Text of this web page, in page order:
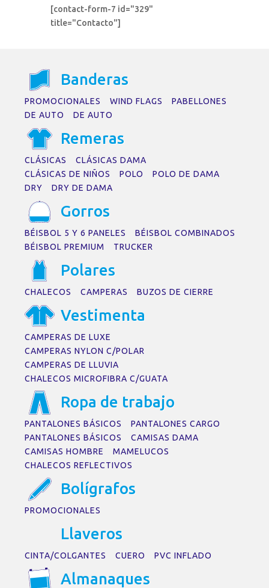
[contact-form-7 id="329"
title="Contacto"]
Banderas
PROMOCIONALES WIND FLAGS
PABELLONES
DE AUTO
DE AUTO
Remeras
CLÁSICAS
CLÁSICAS DAMA
CLÁSICAS DE NIÑOS
POLO
POLO DE DAMA
DRY
DRY DE DAMA
Gorros
BÉISBOL 5 Y 6 PANELES
BÉISBOL COMBINADOS
BÉISBOL PREMIUM
TRUCKER
Polares
CHALECOS CAMPERAS BUZOS DE CIERRE
Vestimenta
CAMPERAS DE LUXE
CAMPERAS NYLON C/POLAR
CAMPERAS DE LLUVIA
CHALECOS MICROFIBRA C/GUATA
Ropa de trabajo
PANTALONES BÁSICOS
PANTALONES CARGO
PANTALONES BÁSICOS
CAMISAS DAMA
CAMISAS HOMBRE
MAMELUCOS
CHALECOS REFLECTIVOS
Bolígrafos
PROMOCIONALES
Llaveros
CINTA/COLGANTES CUERO PVC INFLADO
Almanaques